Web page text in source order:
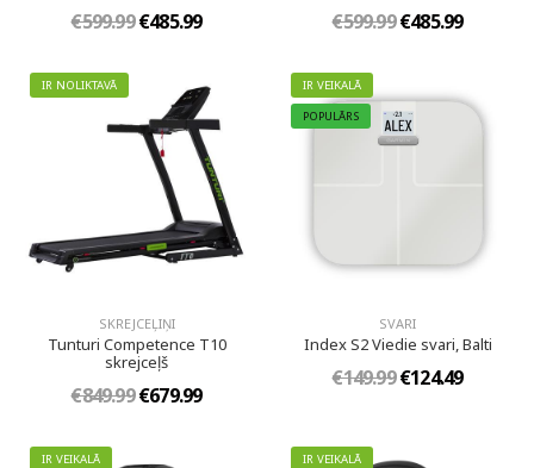
€599.99€485.99 €599.99€485.99
IR NOLIKTAVĀ
SKREJCEĻIŅI
Tunturi Competence T10
skrejceļš
€849.99€679.99
IR VEIKALĀ
POPULĀRS
SVARI
Index S2 Viedie svari, Balti
€149.99€124.49
IR VEIKALĀ
IR VEIKALĀ